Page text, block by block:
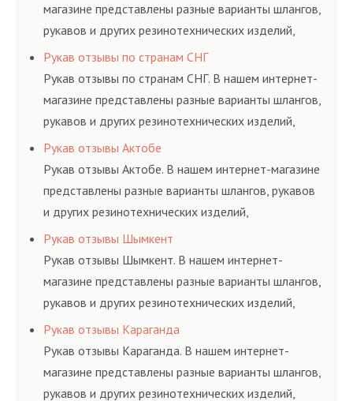
магазине представлены разные варианты шлангов,
рукавов и других резинотехнических изделий,
соответствующих ГОСТам, техническим условиям
и нормативам.
Рукав отзывы по странам СНГ
Рукав отзывы по странам СНГ. В нашем интернет-
магазине представлены разные варианты шлангов,
рукавов и других резинотехнических изделий,
соответствующих ГОСТам, техническим условиям
и нормативам.
Рукав отзывы Актобе
Рукав отзывы Актобе. В нашем интернет-магазине
представлены разные варианты шлангов, рукавов
и других резинотехнических изделий,
соответствующих ГОСТам, техническим условиям
и нормативам.
Рукав отзывы Шымкент
Рукав отзывы Шымкент. В нашем интернет-
магазине представлены разные варианты шлангов,
рукавов и других резинотехнических изделий,
соответствующих ГОСТам, техническим условиям
и нормативам.
Рукав отзывы Караганда
Рукав отзывы Караганда. В нашем интернет-
магазине представлены разные варианты шлангов,
рукавов и других резинотехнических изделий,